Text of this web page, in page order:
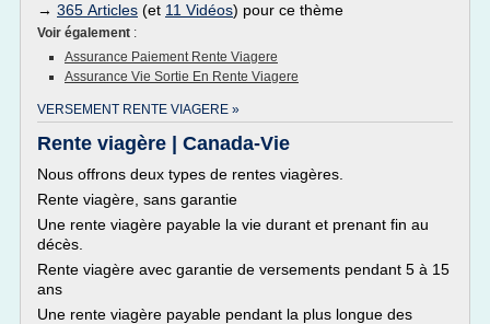
→ 365 Articles (et 11 Vidéos) pour ce thème
Voir également :
Assurance Paiement Rente Viagere
Assurance Vie Sortie En Rente Viagere
VERSEMENT RENTE VIAGERE »
Rente viagère | Canada-Vie
Nous offrons deux types de rentes viagères.
Rente viagère, sans garantie
Une rente viagère payable la vie durant et prenant fin au
décès.
Rente viagère avec garantie de versements pendant 5 à 15
ans
Une rente viagère payable pendant la plus longue des